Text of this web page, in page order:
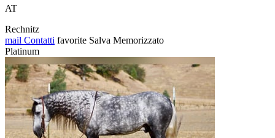
AT
Rechnitz
mail Contatti favorite Salva Memorizzato
Platinum